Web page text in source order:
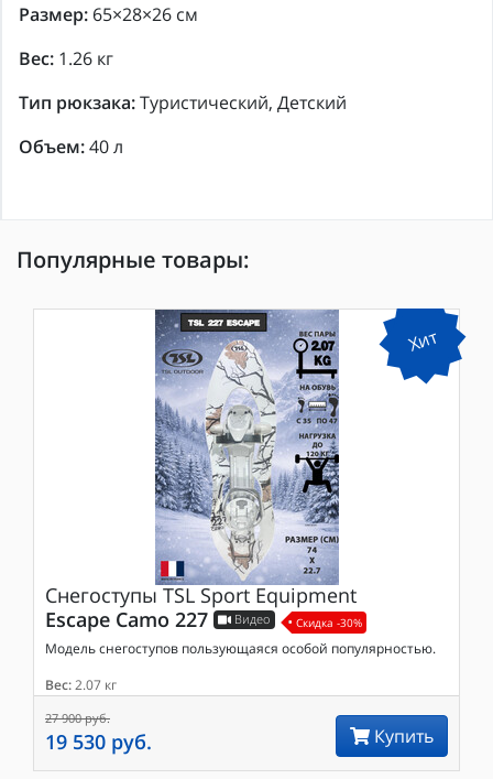
Размер: 65×28×26 см
Вес: 1.26 кг
Тип рюкзака:Туристический, Детский
Объем:40 л
Популярные товары:
Хит
Снегоступы TSL Sport Equipment
Escape Camo 227
Видео Скидка -30%
Модель снегоступов пользующаяся особой популярностью.
Вес:2.07 кг
27 900 руб.
19 530 руб. Купить